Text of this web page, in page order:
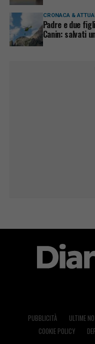
CRONACA &
Padre e due
Canin: salvati
PUBBLICITÀ ULTIME
COOKIE POLICY